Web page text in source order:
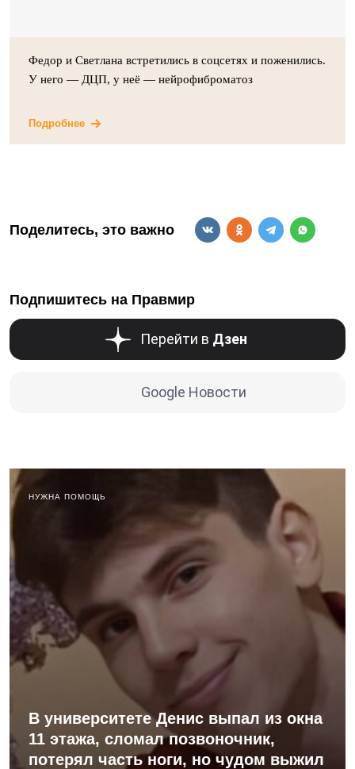
Федор и Светлана встретились в соцсетях и поженились.
У него — ДЦП, у неё — нейрофиброматоз
Подробнее
Поделитесь, это важно
Подпишитесь на Правмир
Перейти в Дзен
Google Новости
НУЖНА ПОМОЩЬ
В университете Денис выпал из окна
11 этажа, сломал позвоночник,
потерял часть ноги, но чудом выжил